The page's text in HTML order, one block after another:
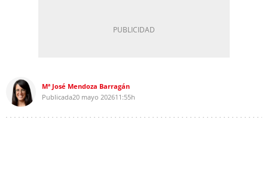
Mª José Mendoza Barragán
Publicada20 mayo 202611:55h